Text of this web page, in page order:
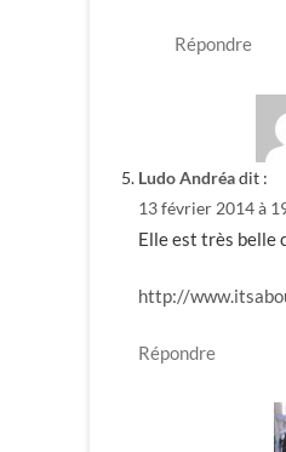
Répondre
Ludo Andréadit :
13 février 2014 à
Elle est très belle
http://
Répondre